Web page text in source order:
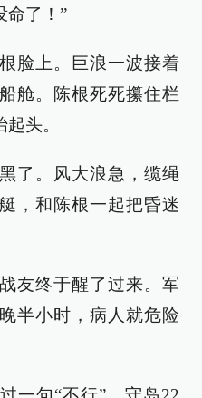
命了！”
脸上。巨浪一波接着
舱。陈根死死攥住栏
头。
了。风大浪急，缆绳
，和陈根一起把昏迷
友终于醒了过来。军
半小时，病人就危险